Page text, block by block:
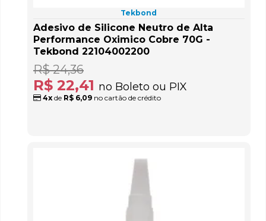
Tekbond
Adesivo de Silicone Neutro de Alta
Performance Oximico Cobre 70G -
Tekbond 22104002200
R$ 22,41 no Boleto ou PIX
R$ 24,36
4x de R$ 6,09 no cartão de crédito